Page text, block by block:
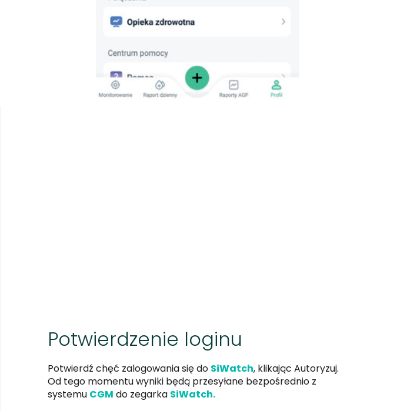
Potwierdzenie loginu
Potwierdź chęć zalogowania się do SiWatch, klikając Autoryzuj.
Od tego momentu wyniki będą przesyłane bezpośrednio z
systemu CGM do zegarka SiWatch.